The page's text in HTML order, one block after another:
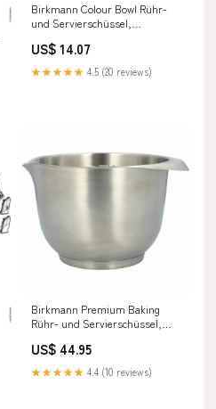
Birkmann Colour Bowl Rühr-
und Servierschüssel,
Melaminharz, Gelb, 1 L, 708815
gpsr
US$ 14.07
★★★★★ 4.5 (20 reviews)
Birkmann Premium Baking
Rühr- und Servierschüssel,
Edelstahl, 2 L, 708587 gpsr
US$ 44.95
★★★★★ 4.4 (10 reviews)